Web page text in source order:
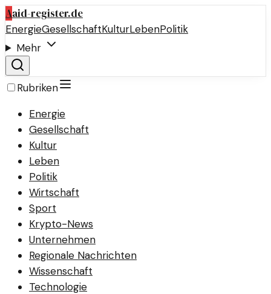
Aaid-register.de
EnergieGesellschaftKulturLebenPolitik
Mehr
Rubriken
Energie
Gesellschaft
Kultur
Leben
Politik
Wirtschaft
Sport
Krypto-News
Unternehmen
Regionale Nachrichten
Wissenschaft
Technologie